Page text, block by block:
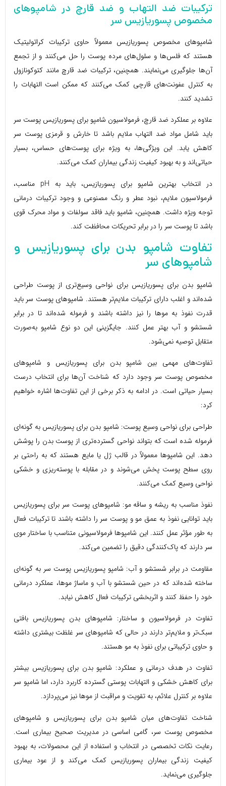
ترکیبات ضد التهاب و ضد قارچ در شامپوهای
مخصوص پسوریازیس سر
شامپوهای مخصوص پسوریازیس معمولاً حاوی ترکیبات کراتولیتیک
هستند که فلس‌ها و سلول‌های مرده پوست را حل می‌کنند و از تجمع
آن‌ها جلوگیری می‌نمایند. همچنین، ترکیبات ضد قارچ مانند کتوکونازول
به کنترل عفونت‌های قارچی کمک می‌کنند که ممکن است التهابات را
تشدید کنند.
علاوه بر عملکرد ضد قارچ، فرمولاسیون شامپو برای پسوریازیس پوست سر
باید شامل مواد ضد التهاب ملایم باشد تا خارش و قرمزی پوست سر
کاهش یابد. این ویژگی‌ها، به ویژه برای پوست‌های حساس، بسیار
حیاتی‌اند و به بهبود کیفیت زندگی بیماران کمک می‌کنند.
در انتخاب بهترین شامپو برای پسوریازیس، باید به pH مناسب،
فرمولاسیون ملایم، نبود عطر و رنگ مصنوعی و وجود ترکیبات درمانی
توجه ویژه داشت. همچنین، شامپو باید فاقد سولفات و مواد محرک قوی
باشد تا پوست سر را در برابر تحریکات محافظت کند.
تفاوت شامپو بدن برای پسوریازیس و
شامپوهای سر
شامپو بدن برای پسوریازیس برای نواحی وسیع‌تری از پوست طراحی
شده‌اند و اغلب دارای ترکیبات ملایم‌تر هستند. شامپوهای پوست سر باید
قدرت نفوذ به موها را نیز داشته باشند و فرموله شده‌اند تا در برابر
شستشو و آب بهتر عمل کنند. جایگزینی این دو نوع شامپو به‌صورت
متقابل توصیه نمی‌شود.
تفاوت‌های مهمی بین شامپو بدن برای پسوریازیس و شامپوهای
مخصوص پوست سر وجود دارد که شناخت آن‌ها برای انتخاب درست
بسیار حیاتی است. در ادامه به ذکر برخی از این تفاوت‌ها اشاره خواهیم
کرد:
طراحی برای نواحی وسیع پوست: شامپو بدن برای پسوریازیس به گونه‌ای
فرموله شده است که بتواند نواحی گسترده‌تری از پوست بدن را پوشش
دهد. این شامپوها معمولاً در قالب ژل یا مایع هستند که به راحتی بر
روی سطح پوست پخش می‌شوند و در مقابله با پوسته‌ریزی و خشکی
نواحی وسیع کمک می‌کنند.
نفوذ مناسب به ریشه و ساقه مو: شامپوهای پوست سر برای پسوریازیس
باید توانایی نفوذ به عمق مو و پوست سر را داشته باشند تا ترکیبات فعال
به طور مؤثر عمل کنند. این شامپوها فرمولاسیونی متناسب با ساختار موی
سر دارند که پاک‌کنندگی دقیق را تضمین می‌کند.
مقاومت در برابر شستشو و آب: شامپو پسوریازیس پوست سر به گونه‌ای
ساخته شده‌اند که در حین شستشو با آب و ماساژ موها، عملکرد درمانی
خود را حفظ کنند و اثربخشی ترکیبات فعال کاهش نیابد.
تفاوت در فرمولاسیون و ساختار: شامپوهای بدن پسوریازیس بافتی
سبک‌تر و ملایم‌تر دارند در حالی که شامپوهای سر غلظت بیشتری داشته
و حاوی ترکیباتی برای نفوذ به مو هستند.
تفاوت در هدف درمانی و عملکرد: شامپو بدن برای پسوریازیس بیشتر
برای کاهش خشکی و التهابات پوستی گسترده کاربرد دارد، اما شامپو سر
علاوه بر کنترل علائم، به تقویت و مراقبت از موها نیز می‌پردازد.
شناخت تفاوت‌های میان شامپو بدن برای پسوریازیس و شامپوهای
مخصوص پوست سر، گامی اساسی در مدیریت صحیح بیماری است.
رعایت نکات تخصصی در انتخاب و استفاده از این محصولات، به بهبود
کیفیت زندگی بیماران پسوریازیس کمک می‌کند و از عود بیماری
جلوگیری می‌نماید.